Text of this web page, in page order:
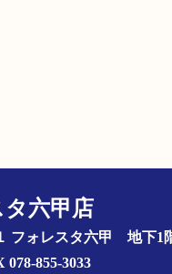
タ六甲店
１ フォレスタ六甲 地下
855-3033